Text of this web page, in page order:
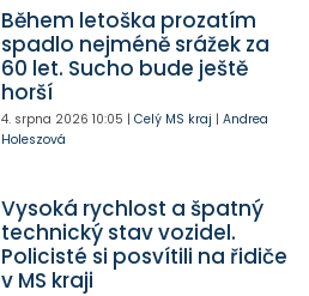
Během letoška prozatím
spadlo nejméně srážek za
60 let. Sucho bude ještě
horší
4. srpna 2026 10:05 | Celý MS kraj | Andrea
Holeszová
Vysoká rychlost a špatný
technický stav vozidel.
Policisté si posvítili na řidiče
v MS kraji